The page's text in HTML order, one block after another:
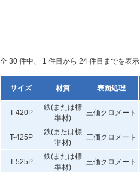
全 30 件中、 1 件目から 24 件目までを表示
サイズ 材質 表面処理
T-420P
鉄(または標
準材)
三価クロメート
T-425P
鉄(または標
準材)
三価クロメート
T-525P
鉄(または標
準材)
三価クロメート